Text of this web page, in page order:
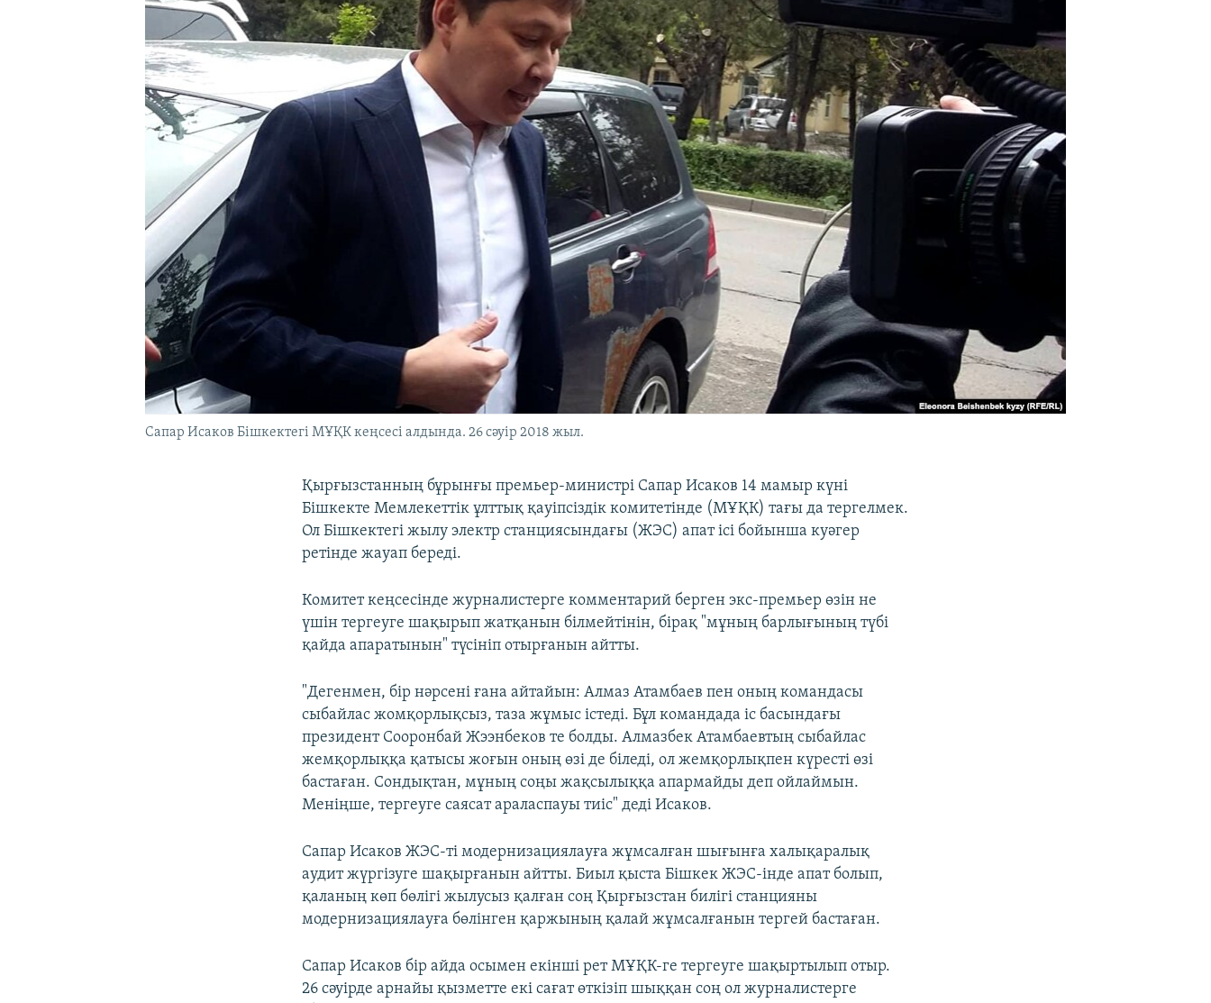
Сапар Исаков Бішкектегі МҰҚК кеңсесі алдында. 26 сәуір 2018 жыл.
Қырғызстанның бұрынғы премьер-министрі Сапар Исаков 14 мамыр күні
Бішкекте Мемлекеттік ұлттық қауіпсіздік комитетінде (МҰҚК) тағы да тергелмек.
Ол Бішкектегі жылу электр станциясындағы (ЖЭС) апат ісі бойынша куәгер
ретінде жауап береді.
Комитет кеңсесінде журналистерге комментарий берген экс-премьер өзін не
үшін тергеуге шақырып жатқанын білмейтінін, бірақ "мұның барлығының түбі
қайда апаратынын" түсініп отырғанын айтты.
"Дегенмен, бір нәрсені ғана айтайын: Алмаз Атамбаев пен оның командасы
сыбайлас жомқорлықсыз, таза жұмыс істеді. Бұл командада іс басындағы
президент Сооронбай Жээнбеков те болды. Алмазбек Атамбаевтың сыбайлас
жемқорлыққа қатысы жоғын оның өзі де біледі, ол жемқорлықпен күресті өзі
бастаған. Сондықтан, мұның соңы жақсылыққа апармайды деп ойлаймын.
Меніңше, тергеуге саясат араласпауы тиіс" деді Исаков.
Сапар Исаков ЖЭС-ті модернизациялауға жұмсалған шығынға халықаралық
аудит жүргізуге шақырғанын айтты. Биыл қыста Бішкек ЖЭС-інде апат болып,
қаланың көп бөлігі жылусыз қалған соң Қырғызстан билігі станцияны
модернизациялауға бөлінген қаржының қалай жұмсалғанын тергей бастаған.
Сапар Исаков бір айда осымен екінші рет МҰҚК-ге тергеуге шақыртылып отыр.
26 сәуірде арнайы қызметте екі сағат өткізіп шыққан соң ол журналистерге